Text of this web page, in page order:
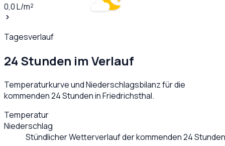
0,0L/m²
Tagesverlauf
24 Stunden im Verlauf
Temperaturkurve und Niederschlagsbilanz für die
kommenden 24 Stunden inFriedrichsthal.
Temperatur
Niederschlag
Stündlicher Wetterverlauf der kommenden 24